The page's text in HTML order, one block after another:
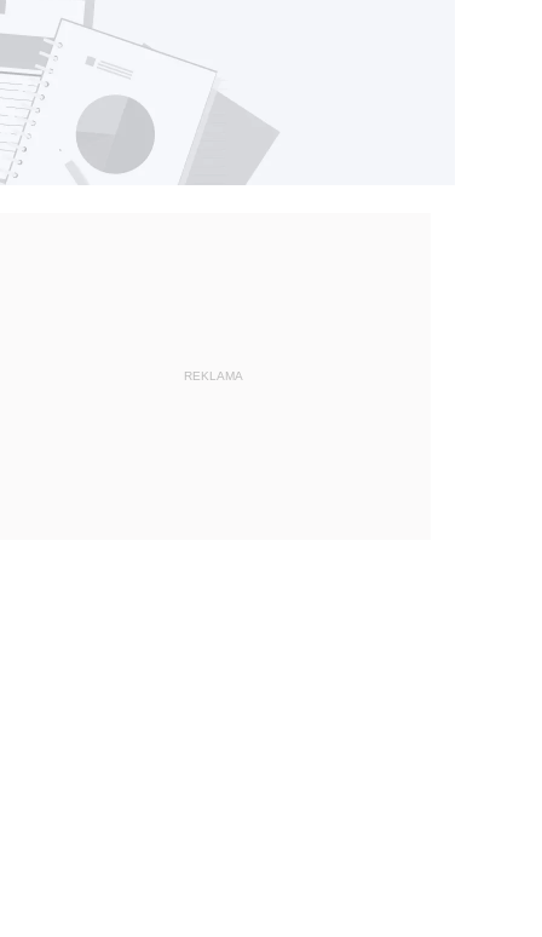
REKLAMA